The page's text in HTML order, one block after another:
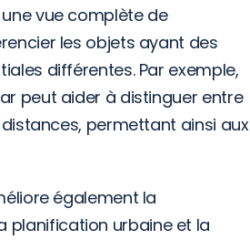
vue complète de
les objets ayant des
différentes. Par exemple,
peut aider à distinguer entre
permettant ainsi aux
également la
planification urbaine et la